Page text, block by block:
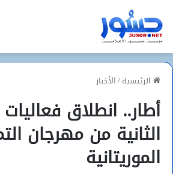
الرئيسية/الأخبار
أطار.. انطلاق
الثانية من مهرجان
الموريتانية